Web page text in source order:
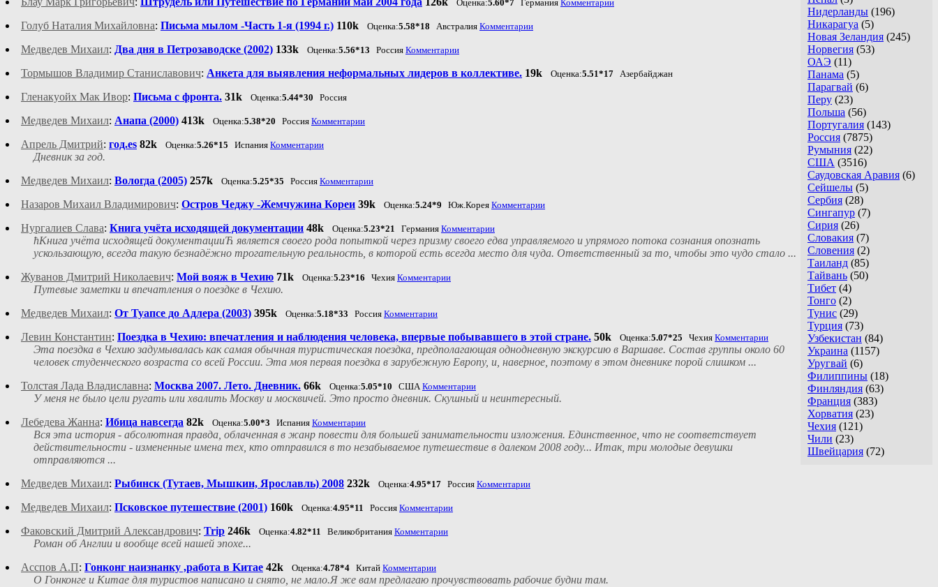
Нидерланды (196)
Никарагуа (5)
Новая Зеландия (245)
Норвегия (53)
ОАЭ (11)
Панама (5)
Парагвай (6)
Перу (23)
Польша (56)
Португалия (143)
Россия (7875)
Румыния (22)
США (3516)
Саудовская Аравия (6)
Сейшелы (5)
Сербия (28)
Сингапур (7)
Сирия (26)
Словакия (7)
Словения (2)
Таиланд (85)
Тайвань (50)
Тибет (4)
Тонго (2)
Тунис (29)
Турция (73)
Узбекистан (84)
Украина (1157)
Уругвай (6)
Филиппины (18)
Финляндия (63)
Франция (383)
Хорватия (23)
Чехия (121)
Чили (23)
Швейцария (72)
Оценка:5.60*7 Германия Комментарии
Голуб Наталия Михайловна: Письма мылом -Часть 1-я (1994 г.) 110k Оценка:5.58*18 Австралия Комментарии
Медведев Михаил: Два дня в Петрозаводске (2002) 133k Оценка:5.56*13 Россия Комментарии
Тормышов Владимир Станиславович: Анкета для выявления неформальных лидеров в коллективе. 19k Оценка:5.51*17 Азербайджан
Гленакуойх Мак Ивор: Письма с фронта. 31k Оценка:5.44*30 Россия
Медведев Михаил: Анапа (2000) 413k Оценка:5.38*20 Россия Комментарии
Апрель Дмитрий: год.es 82k Оценка:5.26*15 Испания Комментарии
Дневник за год.
Медведев Михаил: Вологда (2005) 257k Оценка:5.25*35 Россия Комментарии
Назаров Михаил Владимирович: Остров Чеджу -Жемчужина Кореи 39k Оценка:5.24*9 Юж.Корея Комментарии
Нургалиев Слава: Книга учёта исходящей документации 48k Оценка:5.23*21 Германия Комментарии
ћКнига учёта исходящей документацииЋ является своего рода попыткой через призму своего едва управляемого и упрямого потока сознания опознать
ускользающую, всегда такую безнадёжно трогательную реальность, в которой есть всегда место для чуда. Ответственный за то, чтобы это чудо стало ...
Жуванов Дмитрий Николаевич: Мой вояж в Чехию 71k Оценка:5.23*16 Чехия Комментарии
Путевые заметки и впечатления о поездке в Чехию.
Медведев Михаил: От Туапсе до Адлера (2003) 395k Оценка:5.18*33 Россия Комментарии
Левин Константин: Поездка в Чехию: впечатления и наблюдения человека, впервые побывавшего в этой стране. 50k Оценка:5.07*25 Чехия Комментарии
Эта поездка в Чехию задумывалась как самая обычная туристическая поездка, предполагающая однодневную экскурсию в Варшаве. Состав группы около 60
человек студенческого возраста со всей России. Эта моя первая поездка в зарубежную Европу, и, наверное, поэтому в этом дневнике порой слишком ...
Толстая Лада Владиславна: Москва 2007. Лето. Дневник. 66k Оценка:5.05*10 СШАКомментарии
У меня не было цели ругать или хвалить Москву и москвичей. Это просто дневник. Скушный и неинтересный.
Лебедева Жанна: Ибица навсегда 82k Оценка:5.00*3 Испания Комментарии
Вся эта история - абсолютная правда, облаченная в жанр повести для большей занимательности изложения. Единственное, что не соответствует
действительности - измененные имена тех, кто отправился в то незабываемое путешествие в далеком 2008 году... Итак, три молодые девушки
отправляются ...
Медведев Михаил: Рыбинск (Тутаев, Мышкин, Ярославль) 2008 232k Оценка:4.95*17 Россия Комментарии
Медведев Михаил: Псковское путешествие (2001) 160k Оценка:4.95*11 Россия Комментарии
Факовский Дмитрий Александрович: Trip 246k Оценка:4.82*11 Великобритания Комментарии
Роман об Англии и вообще всей нашей эпохе...
Асспов А.П: Гонконг наизнанку ,работа в Kитае 42k Оценка:4.78*4 Китай Комментарии
О Гонконге и Китае для туристов написано и снято, не мало.Я же вам предлагаю прочувствовать рабочие будни там.